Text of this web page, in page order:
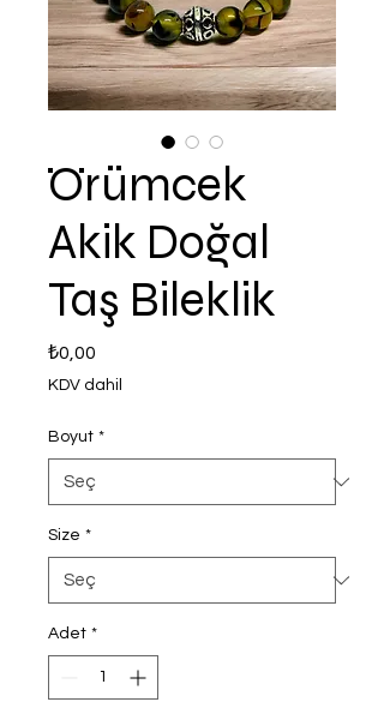
Örümcek
Akik Doğal
Taş Bileklik
₺0,00
KDV dahil
Boyut *
Size *
Adet *